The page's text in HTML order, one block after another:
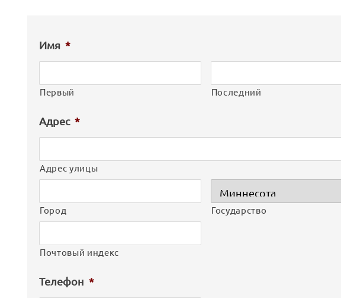
Имя *
Первый Последний
Адрес *
Адрес улицы
Город Государство
Почтовый индекс
Телефон *